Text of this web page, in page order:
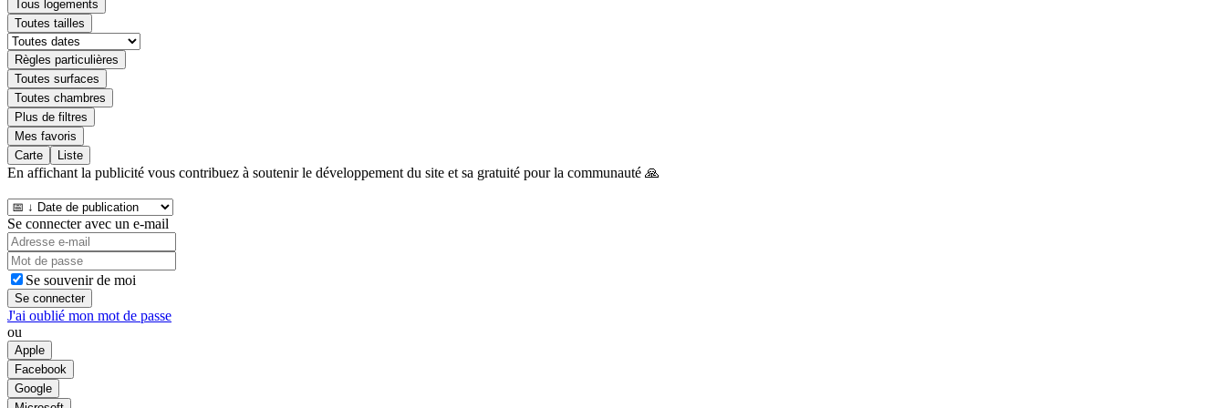
Tous logements
Toutes tailles
Règles particulières
Toutes surfaces
Toutes chambres
Plus de filtres
Mes favoris
Carte
Liste
En affichant la publicité vous contribuez à soutenir le développement du site et sa gratuité pour la communauté 🙏
Se connecter avec un e-mail
Se souvenir de moi
Se connecter
J'ai oublié mon mot de passe
ou
Apple
Facebook
Google